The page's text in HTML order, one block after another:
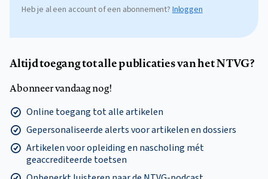
Heb je al een account of een abonnement? Inloggen
Altijd toegang tot alle publicaties van het NTVG?
Abonneer vandaag nog!
Online toegang tot alle artikelen
Gepersonaliseerde alerts voor artikelen en dossiers
Artikelen voor opleiding en nascholing mét
geaccrediteerde toetsen